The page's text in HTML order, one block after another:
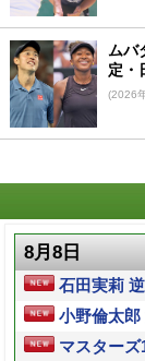
ムバ
定・
(2026
8月8日
石田実莉
小野倫太
マスター